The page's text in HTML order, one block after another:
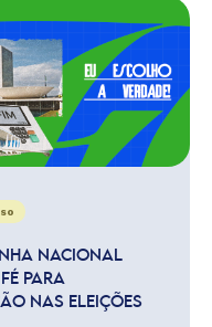
NACIONAL
PARA
NAS ELEIÇÕES